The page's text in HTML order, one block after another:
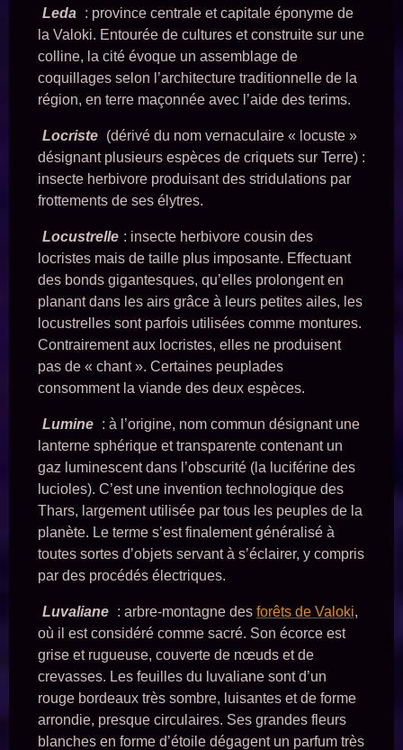
Leda : province centrale et capitale éponyme de
la Valoki. Entourée de cultures et construite sur une
colline, la cité évoque un assemblage de
coquillages selon l’architecture traditionnelle de la
région, en terre maçonnée avec l’aide des terims.
Locriste
(dérivé du nom vernaculaire « locuste »
désignant plusieurs espèces de criquets sur Terre) :
insecte herbivore produisant des stridulations par
frottements de ses élytres.
Locustrelle : insecte herbivore cousin des
locristes mais de taille plus imposante. Effectuant
des bonds gigantesques, qu’elles prolongent en
planant dans les airs grâce à leurs petites ailes, les
locustrelles sont parfois utilisées comme montures.
Contrairement aux locristes, elles ne produisent
pas de « chant ». Certaines peuplades
consomment la viande des deux espèces.
Lumine
: à l’origine, nom commun désignant une
lanterne sphérique et transparente contenant un
gaz luminescent dans l’obscurité (la luciférine des
lucioles). C’est une invention technologique des
Thars, largement utilisée par tous les peuples de la
planète. Le terme s’est finalement généralisé à
toutes sortes d’objets servant à s’éclairer, y compris
par des procédés électriques.
Luvaliane : arbre-montagne des forêts de Valoki,
où il est considéré comme sacré. Son écorce est
grise et rugueuse, couverte de nœuds et de
crevasses. Les feuilles du luvaliane sont d’un
rouge bordeaux très sombre, luisantes et de forme
arrondie, presque circulaires. Ses grandes fleurs
blanches en forme d’étoile dégagent un parfum très